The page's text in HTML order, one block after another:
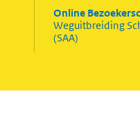
Online
Weguitbreiding
(SAA)